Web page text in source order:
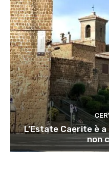
L’Estate Caerite è
non